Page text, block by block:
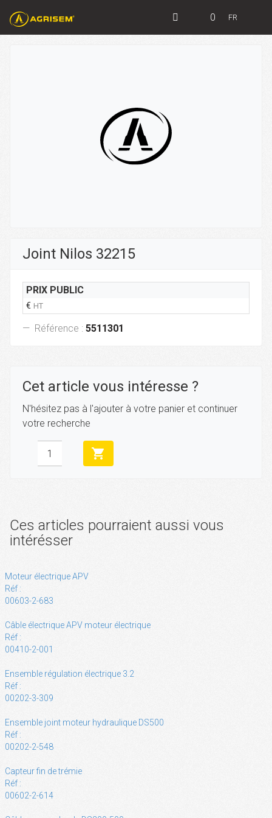
0 FR
Joint Nilos 32215
PRIX PUBLIC
€ HT
Référence : 5511301
Cet article vous intéresse ?
N'hésitez pas à l'ajouter à votre panier et continuer
votre recherche
shopping_cart
Ces articles pourraient aussi vous
intérésser
Moteur électrique APV
Réf :
00603-2-683
Câble électrique APV moteur électrique
Réf :
00410-2-001
Ensemble régulation électrique 3.2
Réf :
00202-3-309
Ensemble joint moteur hydraulique DS500
Réf :
00202-2-548
Capteur fin de trémie
Réf :
00602-2-614